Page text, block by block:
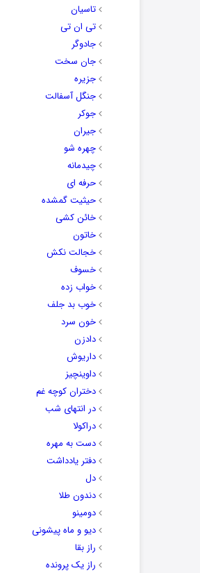
تاسیان
تی ان تی
جادوگر
جان سخت
جزیره
جنگل آسفالت
جوکر
جیران
چهره شو
چیدمانه
حرفه ای
حیثیت گمشده
خائن کشی
خاتون
خجالت نکش
خسوف
خواب زده
خوب بد جلف
خون سرد
دادزن
داریوش
داوینچیز
دختران کوچه غم
در انتهای شب
دراکولا
دست به مهره
دفتر یادداشت
دل
دندون طلا
دومینو
دیو و ماه پیشونی
راز بقا
راز یک پرونده